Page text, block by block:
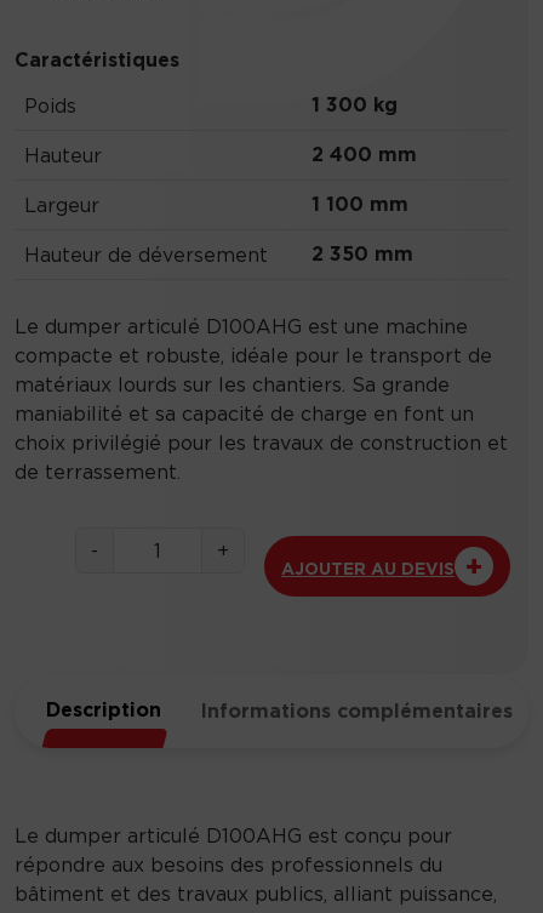
Caractéristiques
Poids 1 300 kg
Hauteur 2 400 mm
Largeur 1 100 mm
Hauteur de déversement 2 350 mm
Le dumper articulé D100AHG est une machine
compacte et robuste, idéale pour le transport de
matériaux lourds sur les chantiers. Sa grande
maniabilité et sa capacité de charge en font un
choix privilégié pour les travaux de construction et
de terrassement.
-
t
é
D
u
m
+
AJOUTER AU DEVIS
Description Informations complémentaires
Le dumper articulé D100AHG est conçu pour
répondre aux besoins des professionnels du
bâtiment et des travaux publics, alliant puissance,